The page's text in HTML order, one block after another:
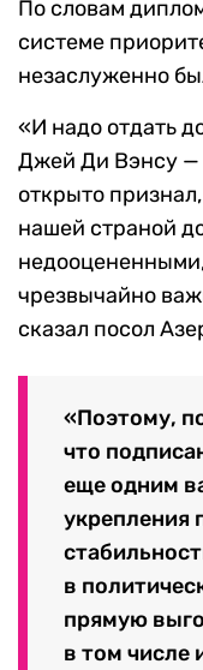
По словам
системе
незаслуженно
«И надо отдать
Джей Ди Вэнсу —
открыто
нашей страной
чрезвычайно
сказал посол
«Поэтому,
что
еще одним
укрепления
в
прямую
в том числе